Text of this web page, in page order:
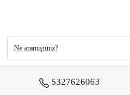
5327626063